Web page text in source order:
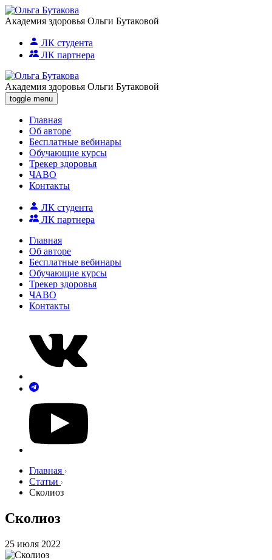
Академия здоровья Ольги Бутаковой
ЛК студента
ЛК партнера
Академия здоровья Ольги Бутаковой
toggle menu
Главная
Об авторе
Бесплатные вебинары
Обучающие курсы
Трекер здоровья
ЧАВО
Контакты
ЛК студента
ЛК партнера
Главная
Об авторе
Бесплатные вебинары
Обучающие курсы
Трекер здоровья
ЧАВО
Контакты
Главная
Статьи
Сколиоз
Сколиоз
25 июля 2022